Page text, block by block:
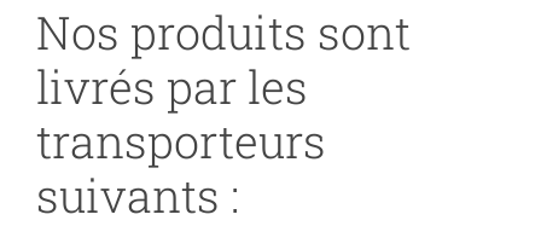
Nos produits sont
livrés par les
transporteurs
suivants :